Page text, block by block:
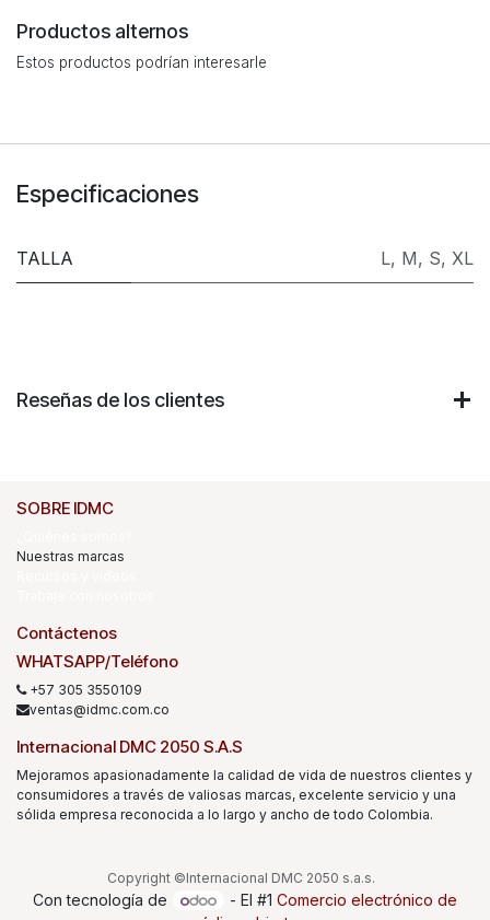
Productos alternos
Estos productos podrían interesarle
Especificaciones
TALLA L, M, S, XL
Reseñas de los clientes
SOBRE IDMC
Nuestras marcas
Contáctenos
WHATSAPP/Teléfono
+57 305 3550109
ventas@idmc.com.co
Internacional DMC 2050 S.A.S
Mejoramos apasionadamente la calidad de vida de nuestros clientes y
consumidores a través de valiosas marcas, excelente servicio y una
sólida empresa reconocida a lo largo y ancho de todo Colombia.
Copyright ©Internacional DMC 2050 s.a.s.
Con tecnología de - El #1 Comercio electrónico de